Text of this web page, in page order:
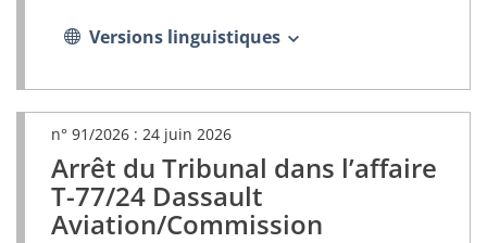
Versions linguistiques
n° 91/2026 : 24 juin 2026
Arrêt du Tribunal dans l’affaire
T-77/24 Dassault
Aviation/Commission
(document
PDF,
s’ouvrira
dans